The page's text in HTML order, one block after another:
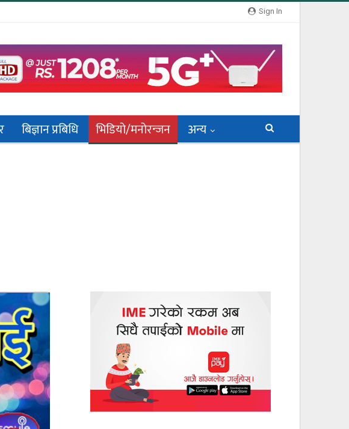
Sign In
बिज्ञान प्रबिधि भिडियो/मनोरन्जन अन्य